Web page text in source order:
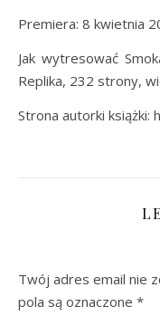
Premiera: 8 kwietnia
Jak wytresować
Replika, 232 strony,
Strona autorki książki:
Twój adres email nie
pola są oznaczone *